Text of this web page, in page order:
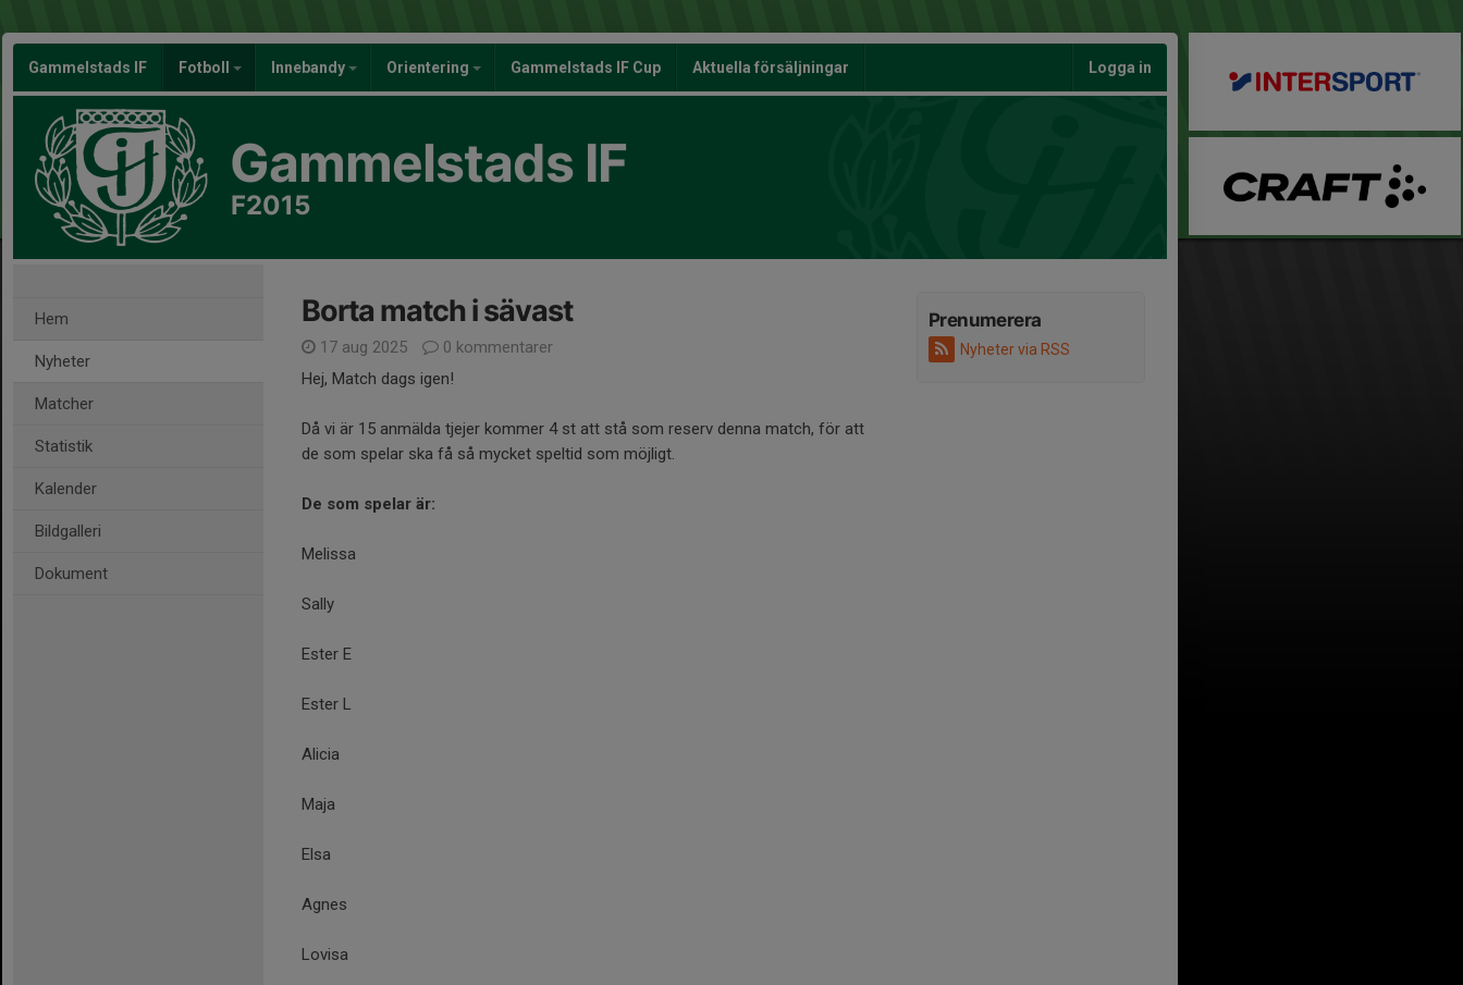
Gammelstads IF Fotboll Innebandy Orientering Gammelstads IF Cup Aktuella försäljningar Logga in
Gammelstads IF
F2015
Hem
Nyheter
Matcher
Statistik
Kalender
Bildgalleri
Dokument
Prenumerera
Nyheter via RSS
Borta match i sävast
17 aug 2025
0 kommentarer
Hej, Match dags igen!
Då vi är 15 anmälda tjejer kommer 4 st att stå som reserv denna match, för att
de som spelar ska få så mycket speltid som möjligt.
De som spelar är:
Melissa
Sally
Ester E
Ester L
Alicia
Maja
Elsa
Agnes
Lovisa